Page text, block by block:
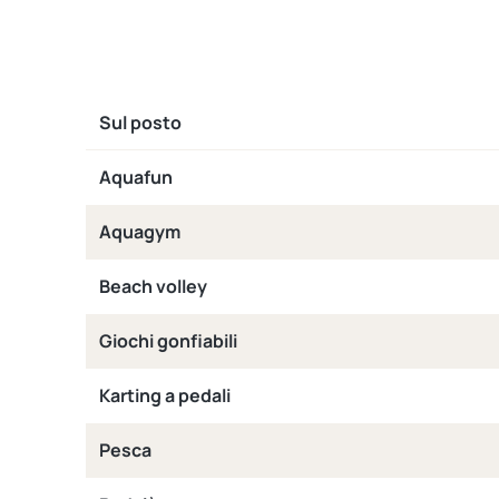
Sul posto
Aquafun
Aquagym
Beach volley
Giochi gonfiabili
Karting a pedali
Pesca